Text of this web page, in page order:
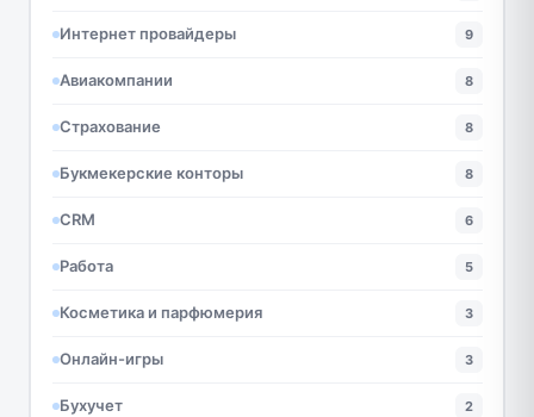
Интернет провайдеры 9
Авиакомпании 8
Страхование 8
Букмекерские конторы 8
CRM 6
Работа 5
Косметика и парфюмерия 3
Онлайн-игры 3
Бухучет 2